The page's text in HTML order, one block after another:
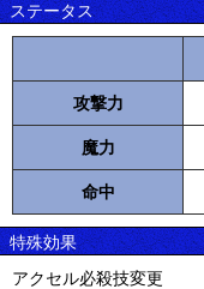
ステータス
攻撃力
魔力
命中
特殊効果
アクセル必殺技変更